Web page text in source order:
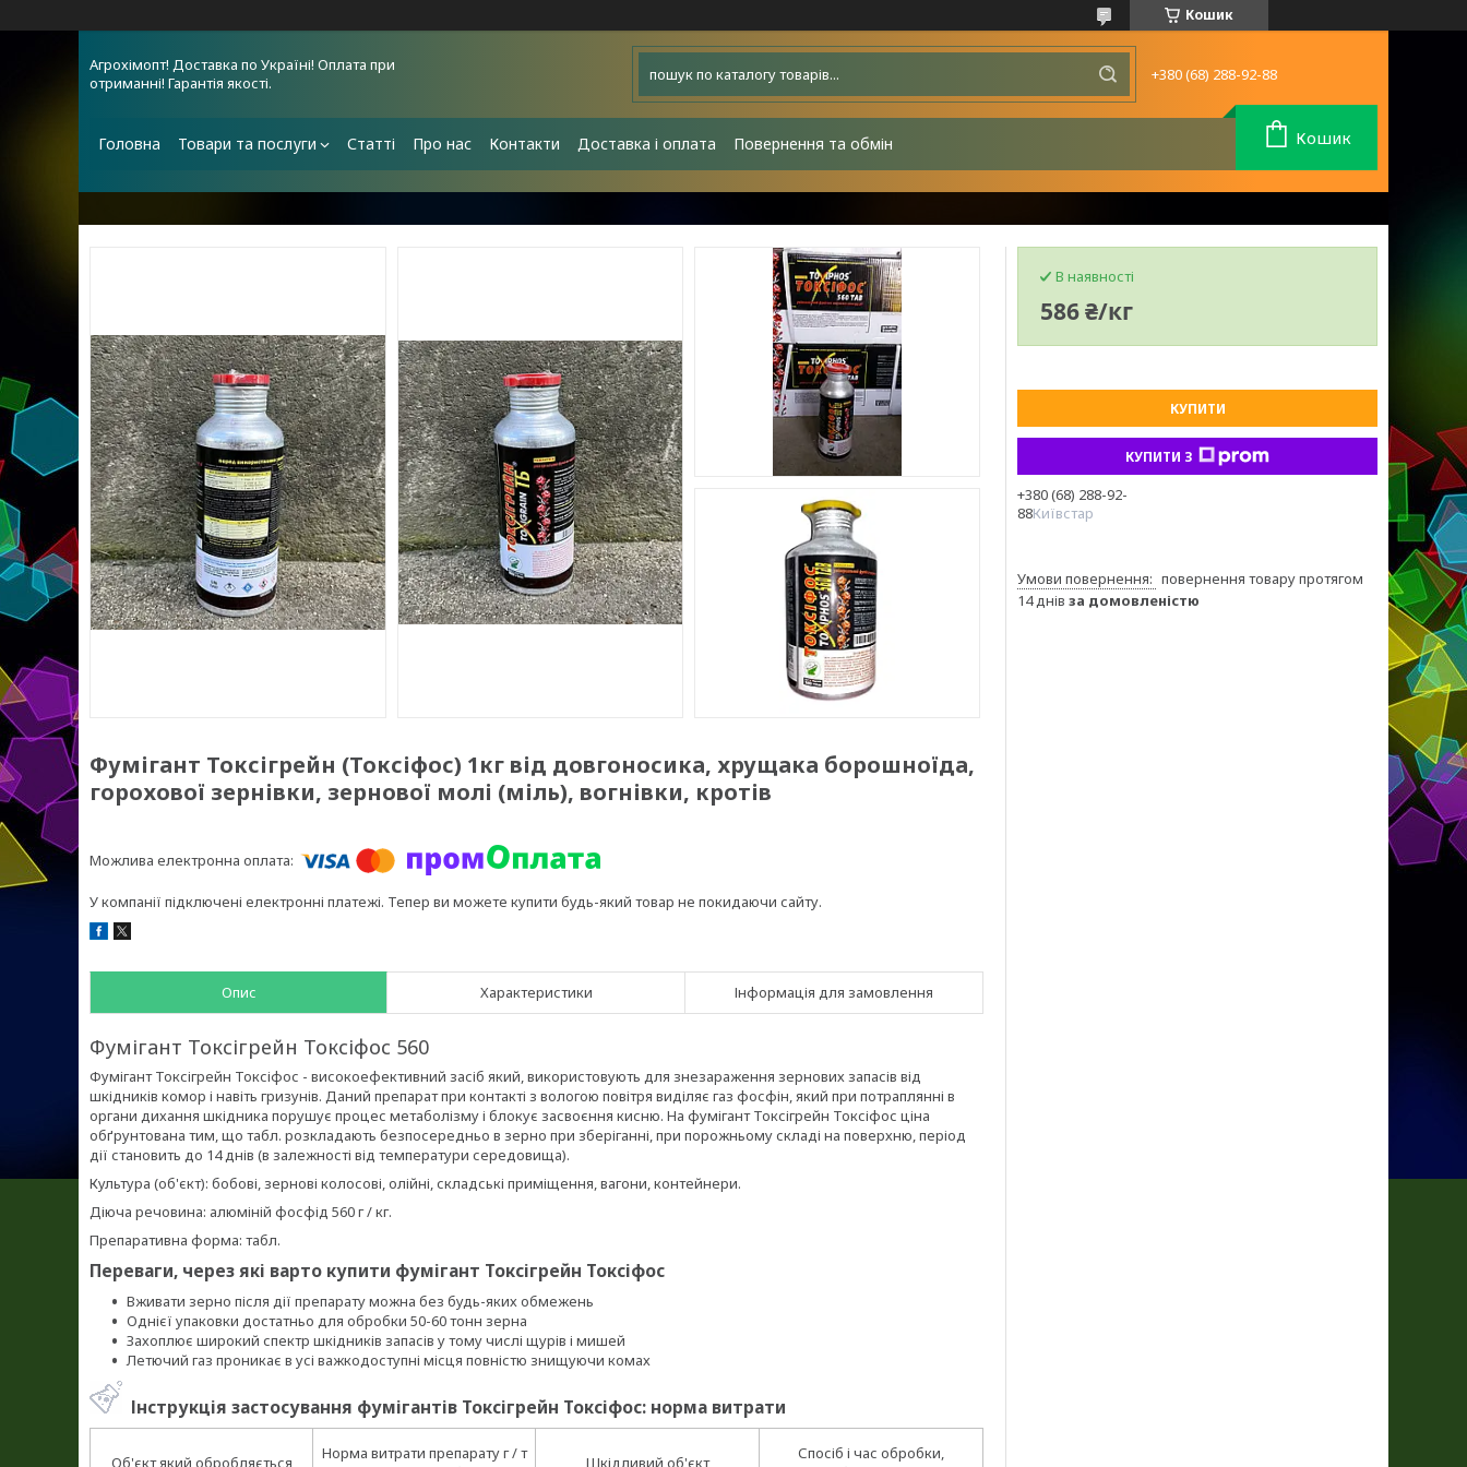
Кошик
Агрохімопт! Доставка по Україні! Оплата при
отриманні! Гарантія якості.
+380 (68) 288-92-88
Головна Товари та послуги Статті Про нас Контакти Доставка і оплата Повернення та обмін Кошик
Фумігант Токсігрейн (Токсіфос) 1кг від довгоносика, хрущака борошноїда,
горохової зернівки, зернової молі (міль), вогнівки, кротів
У компанії підключені електронні платежі. Тепер ви можете купити будь-який товар не покидаючи сайту.
Опис Характеристики Інформація для замовлення
Фумігант Токсігрейн Токсіфос 560
Фумігант Токсігрейн Токсіфос - високоефективний засіб який, використовують для знезараження зернових запасів від
шкідників комор і навіть гризунів. Даний препарат при контакті з вологою повітря виділяє газ фосфін, який при потраплянні в
органи дихання шкідника порушує процес метаболізму і блокує засвоєння кисню. На фумігант Токсігрейн Токсіфос ціна
обґрунтована тим, що табл. розкладають безпосередньо в зерно при зберіганні, при порожньому складі на поверхню, період
дії становить до 14 днів (в залежності від температури середовища).
Культура (об'єкт): бобові, зернові колосові, олійні, складські приміщення, вагони, контейнери.
Діюча речовина: алюміній фосфід 560 г / кг.
Препаративна форма: табл.
Переваги, через які варто купити фумігант Токсігрейн Токсіфос
Вживати зерно після дії препарату можна без будь-яких обмежень
Однієї упаковки достатньо для обробки 50-60 тонн зерна
Захоплює широкий спектр шкідників запасів у тому числі щурів і мишей
Летючий газ проникає в усі важкодоступні місця повністю знищуючи комах
Інструкція застосування фумігантів Токсігрейн Токсіфос: норма витрати
Об'єкт який обробляється
Норма витрати препарату г / т
Шкідливий об'єкт
Спосіб і час обробки,
В наявності
586 ₴/кг
КУПИТИ
КУПИТИ З
+380 (68) 288-92-
88Київстар
повернення товару протягом
14 днів за домовленістю